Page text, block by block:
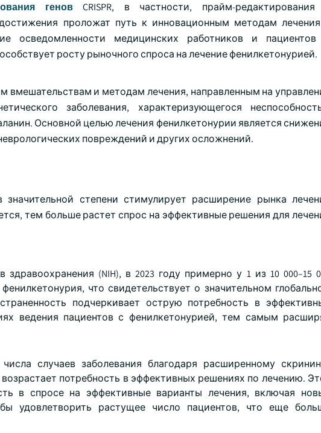
геновCRISPR, в частности, прайм-
проложат путь к инновационным методам
осведомленности медицинских работников и
росту рыночного спроса на лечение фенилкетонурией.
вмешательствам и методам лечения, направленным на
заболевания, характеризующегося
Основной целью лечения фенилкетонурии является
повреждений и других осложнений.
степени стимулирует расширение рынка
тем больше растет спрос на эффективные решения для
(NIH), в 2023 году примерно у 1 из 10 000–15
что свидетельствует о значительном
подчеркивает острую потребность в
ведения пациентов с фенилкетонурией, тем самым
случаев заболевания благодаря расширенному
потребность в эффективных решениях по лечению.
в спросе на эффективные варианты лечения, включая
удовлетворить растущее число пациентов, что еще